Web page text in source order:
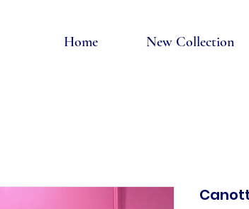
Home New Collection